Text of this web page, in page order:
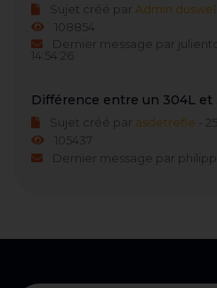
Sujet créé par Admin
108854
Dernier message par
14:54:26
Différence entre un 304L et
Sujet créé par asdetrefle -
105437
Dernier message par